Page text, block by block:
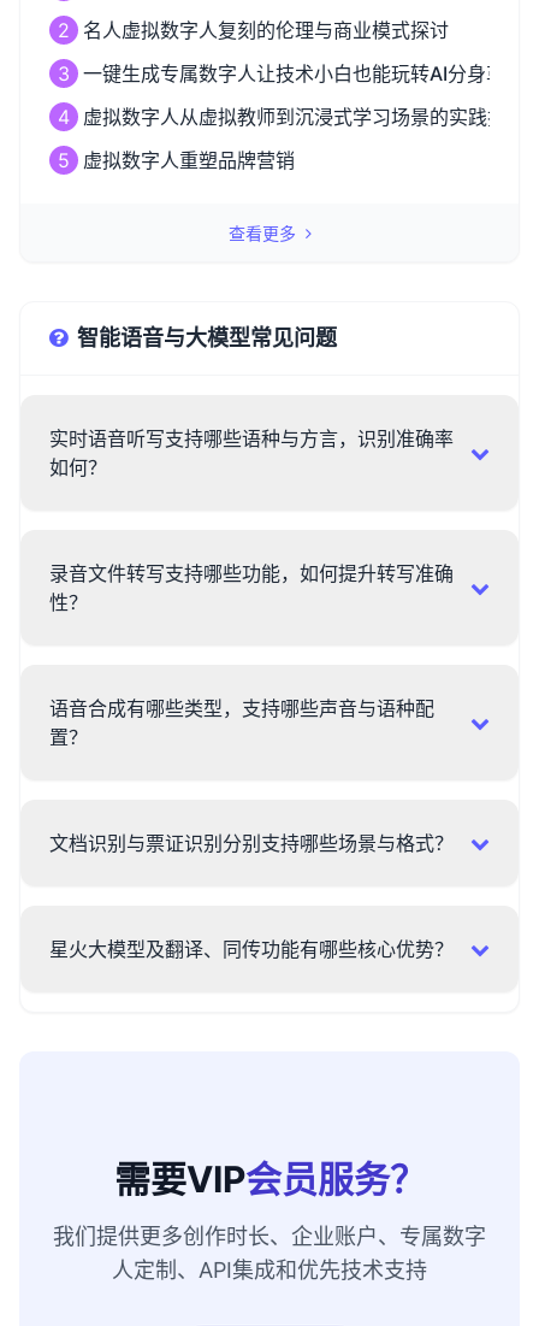
2
名人虚拟数字人复刻的伦理与商业模式探讨
3 一键生成专属数字人让技术小白也能玩转AI分身革命
4 虚拟数字人从虚拟教师到沉浸式学习场景的实践探索
5
虚拟数字人重塑品牌营销
查看更多
智能语音与大模型常见问题
实时语音听写支持哪些语种与方言，识别准确率
如何？
录音文件转写支持哪些功能，如何提升转写准确
性？
语音合成有哪些类型，支持哪些声音与语种配
置？
文档识别与票证识别分别支持哪些场景与格式？
星火大模型及翻译、同传功能有哪些核心优势？
需要VIP会员服务？
我们提供更多创作时长、企业账户、专属数字
人定制、API集成和优先技术支持